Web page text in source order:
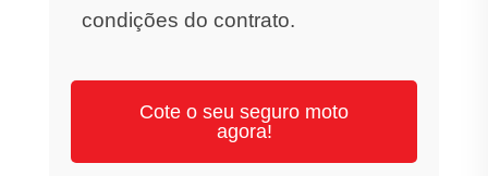
condições do contrato.
Cote o seu seguro moto
agora!